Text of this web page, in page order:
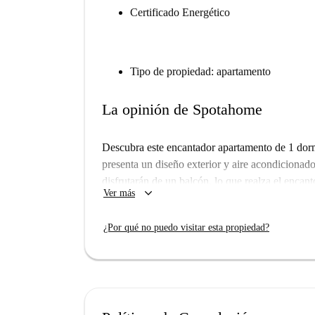
Certificado Energético
Tipo de propiedad: apartamento
La opinión de Spotahome
Descubra este encantador apartamento de 1
presenta un diseño exterior y aire
disfrutarán de un balcón, lo que realza el
comodidad de preparar comidas, y la limpieza
propietarios han sido investigados
La propiedad se encuentra en Oporto, cerca de
Ver más keyboard_arrow_down
¿Por qué no puedo visitar esta propiedad?